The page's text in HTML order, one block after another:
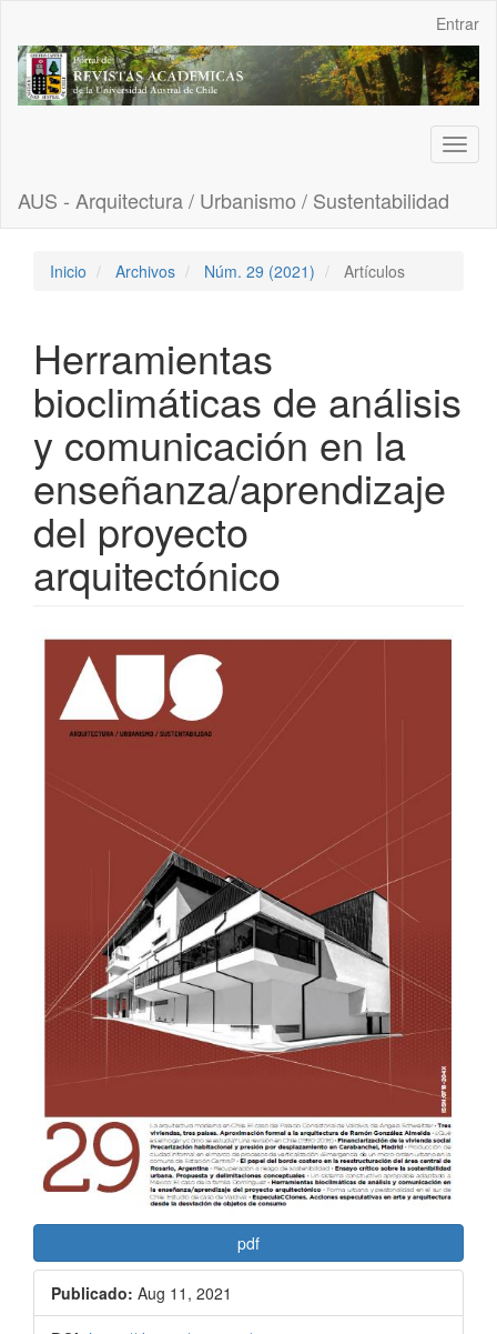
Contenido
principal
Barra
Entrar
AUS - Arquitectura / Urbanismo / Sustentabilidad
Inicio Archivos Núm. 29 (2021) Artículos
Herramientas
bioclimáticas de análisis
y comunicación en la
enseñanza/aprendizaje
del proyecto
arquitectónico
Barra
lateral
del
pdf
Publicado: Aug 11, 2021